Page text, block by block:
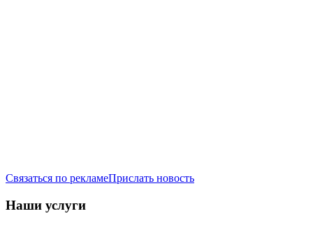
Связаться по рекламеПрислать новость
Наши услуги